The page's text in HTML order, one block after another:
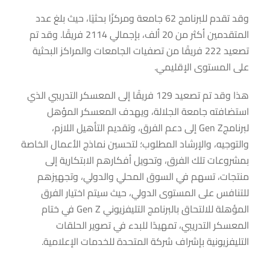
وقد تقدم للبرنامج 62 جامعة ومركزًا بحثيًا، حيث بلغ عدد
المتقدمين أكثر من 20 ألف، بإجمالي 2114 فريقًا. وقد تم
تصعيد 222 فريقًا من تصفيات الجامعات والمراكز البحثية
على المستوى الإقليمي.
هذا وقد تم تصعيد 129 فريقًا إلى المعسكر التدريبي الذي
استضافته جامعة الجلالة، ويهدف المعسكر المؤهل
لبرنامجGen Z إلى دعم الفرق، وتقديم التأهيل اللازم،
والتوجيه، والإرشاد المطلوب؛ لتحسين نماذج الأعمال الخاصة
بمشروعات تلك الفرق، وتحويل أفكارهم الابتكارية إلى
منتجات، تسهم في السوق المحلي والدولي، وتجهيزهم
للتنافس على المستوى الدولي، حيث سيتم اختيار الفرق
المؤهلة للالتحاق بالبرنامج التليفزيوني Gen Z في ختام
المعسكر التدريبي، تمهيدًا للبدء في تصوير الحلقات
التليفزيونية بإشراف شركة المتحدة للخدمات الإعلامية.